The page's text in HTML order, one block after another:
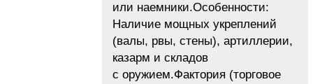
или наемники.Особенности:
Наличие мощных укреплений
(валы, рвы, стены), артиллерии,
казарм и складов
с оружием.Фактория (торговое